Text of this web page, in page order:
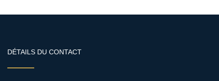
DÉTAILS DU CONTACT